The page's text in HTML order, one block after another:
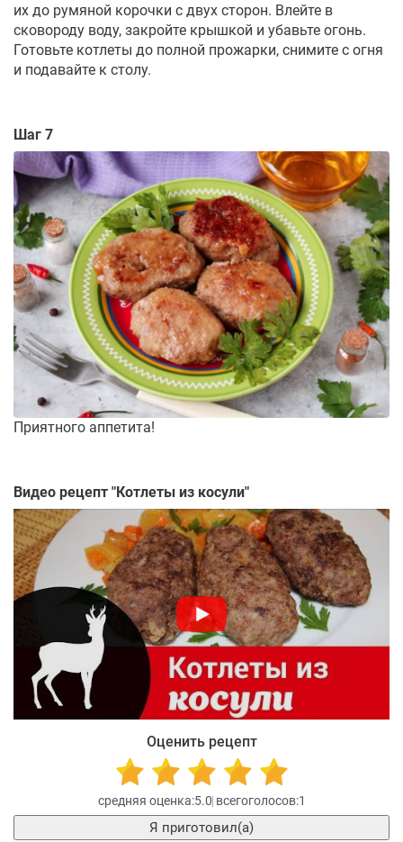
их до румяной корочки с двух сторон. Влейте в
сковороду воду, закройте крышкой и убавьте огонь.
Готовьте котлеты до полной прожарки, снимите с огня
и подавайте к столу.
Шаг 7
Приятного аппетита!
Видео рецепт "Котлеты из косули"
Оценить рецепт
5.0 1
Я приготовил(а)